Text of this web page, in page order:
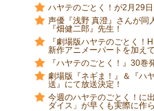
ハヤテのごとく！が2月29
声優『浅野 真澄』さんが同
『畑健二郎』先生！
『劇場版ハヤテのごとく！
新作アニメーパートを加え
『ハヤテのごとく！』30巻
劇場版『ネギま！』＆『ハ
送』にて放送決定！
今週のハヤテのごとく！に
ダイス」が早くも実際に作